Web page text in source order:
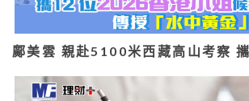
鄺美雲 親赴5100米西藏高山考察